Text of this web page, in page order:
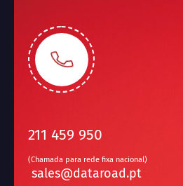
211 459 950
(Chamada para rede fixa nacional)
sales@dataroad.pt